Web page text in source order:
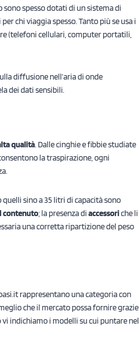
spesso dotati di un sistema di
chi viaggia spesso. Tanto più se usa i
(telefoni cellulari, computer portatili,
diffusione nell’aria di onde
dei dati sensibili.
qualità. Dalle cinghie e fibbie studiate
la traspirazione, ogni
quelli sino a 35 litri di capacità sono
contenuto; la presenza di accessoriche li
una corretta ripartizione del peso
rappresentano una categoria con
che il mercato possa fornire grazie
indichiamo i modelli su cui puntare nel